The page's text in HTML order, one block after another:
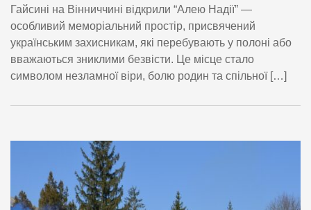
Гайсині на Вінниччині відкрили “Алею Надії” —
особливий меморіальний простір, присвячений
українським захисникам, які перебувають у полоні або
вважаються зниклими безвісти. Це місце стало
символом незламної віри, болю родин та спільної […]